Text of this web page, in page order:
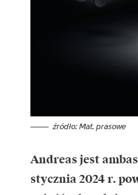
źródło: Mat. prasowe
Andreas jest
stycznia 2024 r.